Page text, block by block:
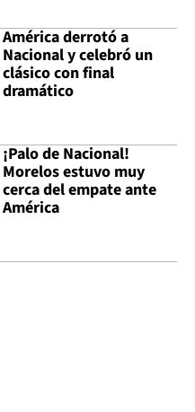
América derrotó a
Nacional y celebró un
clásico con final
dramático
¡Palo de Nacional!
Morelos estuvo muy
cerca del empate ante
América